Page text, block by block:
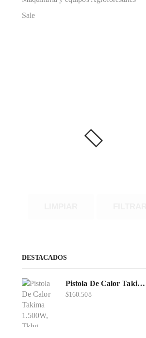
Sale
DESTACADOS
Pistola De Calor Takima 1.500W, Tkhg-1500.
$160.508